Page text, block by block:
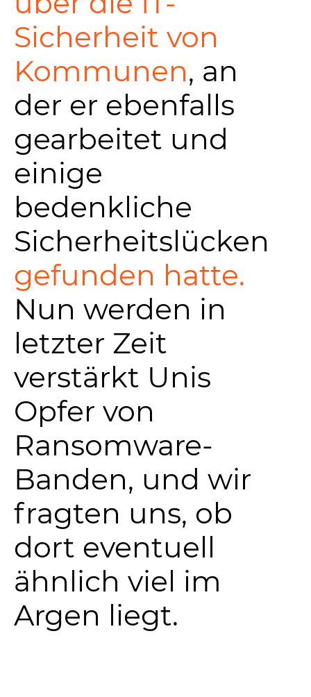
Sicherheit von
Kommunen, an
der er ebenfalls
gearbeitet und
einige
bedenkliche
Sicherheitslücken
gefunden hatte.
Nun werden in
letzter Zeit
verstärkt Unis
Opfer von
Ransomware-
Banden, und wir
fragten uns, ob
dort eventuell
ähnlich viel im
Argen liegt.